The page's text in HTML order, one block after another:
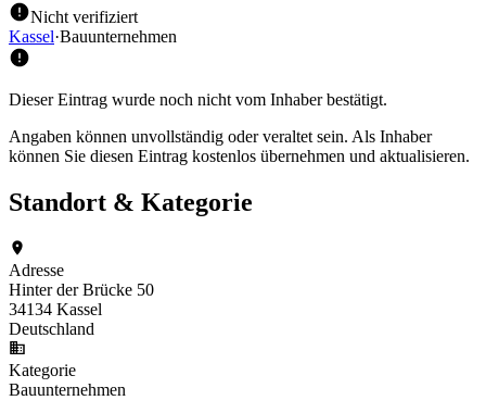
Nicht verifiziert
Kassel·Bauunternehmen
Dieser Eintrag wurde noch nicht vom Inhaber bestätigt.
Angaben können unvollständig oder veraltet sein. Als Inhaber
können Sie diesen Eintrag kostenlos übernehmen und aktualisieren.
Standort & Kategorie
Adresse
Hinter der Brücke 50
34134 Kassel
Deutschland
Kategorie
Bauunternehmen